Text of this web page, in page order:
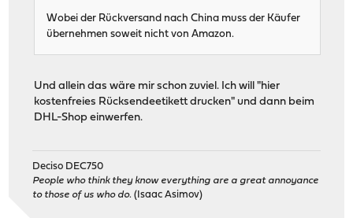
Wobei der Rückversand nach China muss der Käufer
übernehmen soweit nicht von Amazon.
Und allein das wäre mir schon zuviel. Ich will "hier
kostenfreies Rücksendeetikett drucken" und dann beim
DHL-Shop einwerfen.
Deciso DEC750
People who think they know everything are a great annoyance
to those of us who do. (Isaac Asimov)